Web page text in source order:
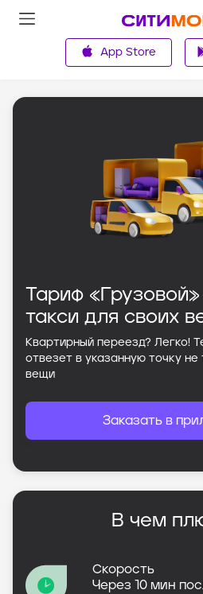
App Store
Тариф
такси для своих
Квартирный переезд? Легко!
отвезет в указанную точку не
вещи
Заказать в
В чем
Скорость
Через 10 мин